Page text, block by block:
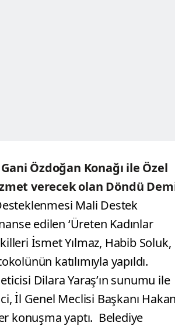
Özdoğan Konağı ile Özel
verecek olan Döndü
Mali Destek
edilen ‘Üreten Kadınlar
İsmet Yılmaz, Habib Soluk,
katılımıyla yapıldı.
Dilara Yaraş’ın sunumu ile
İl Genel Meclisi Başkanı
konuşma yaptı. Belediye